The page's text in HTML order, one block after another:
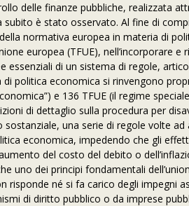
delle finanze pubbliche, realizzata
subito è stato osservato. Al fine di
normativa europea in materia di
europea (TFUE), nell’incorporare
essenziali di un sistema di regole,
politica economica si rinvengono
e 136 TFUE (il regime
di dettaglio sulla procedura per
sostanziale, una serie di regole volte
economica, impedendo che gli
del costo del debito o
uno dei principi fondamentali
risponde né si fa carico degli
di diritto pubblico o da imprese